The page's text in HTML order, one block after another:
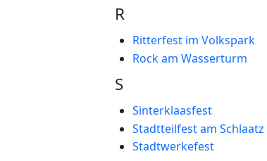
R
Ritterfest im Volkspark
Rock am Wasserturm
S
Sinterklaasfest
Stadtteilfest am Schlaatz
Stadtwerkefest